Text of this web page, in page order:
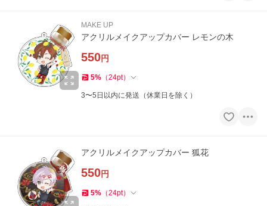
MAKE UP
アクリルメイクアップカバー レモンの木
550円
5% （24pt）
3〜5日以内に発送（休業日を除く）
アクリルメイクアップカバー 狐花
550円
5% （24pt）